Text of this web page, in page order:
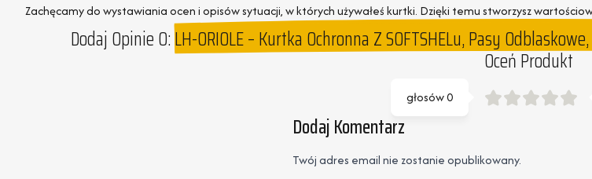
Zachęcamy do wystawiania ocen i opisów sytuacji, w których używałeś kurtki. Dzięki temu stworzysz
Dodaj Opinie O:LH-ORIOLE – Kurtka Ochronna Z SOFTSHELu, Pasy
Oceń Produkt
głosów0
Dodaj Komentarz
Twój adres email nie zostanie opublikowany.